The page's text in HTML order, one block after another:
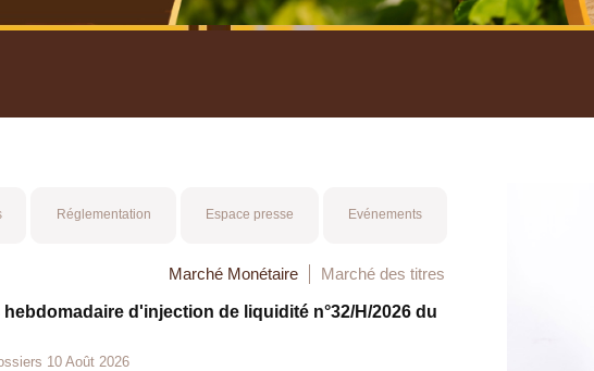
Réglementation Espace presse Evénements
Marché Monétaire Marché des titres
d'injection de liquidité n°32/H/2026 du
10 Août 2026